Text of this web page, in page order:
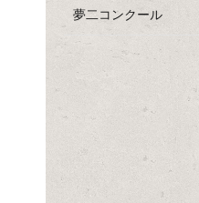
夢二コンクール